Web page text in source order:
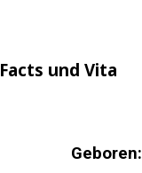
Facts und Vita
Geboren: